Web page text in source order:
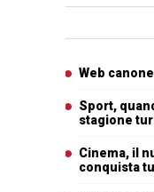
Web canone
Sport,
stagione
Cinema, il
conquista